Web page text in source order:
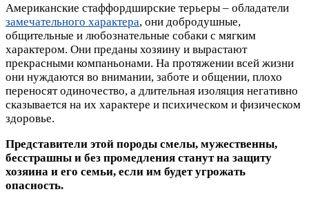
Американские стаффордширские терьеры – обладатели
замечательного характера, они добродушные,
общительные и любознательные собаки с мягким
характером. Они преданы хозяину и вырастают
прекрасными компаньонами. На протяжении всей жизни
они нуждаются во внимании, заботе и общении, плохо
переносят одиночество, а длительная изоляция негативно
сказывается на их характере и психическом и физическом
здоровье.
Представители этой породы смелы, мужественны,
бесстрашны и без промедления станут на защиту
хозяина и его семьи, если им будет угрожать
опасность.